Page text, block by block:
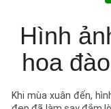
Hình
hoa
Khi mùa xuân đến,